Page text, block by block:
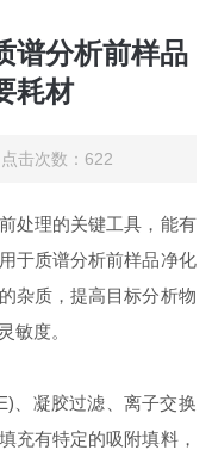
谱分析前样品
耗材
击次数：622
理的关键工具，能有
于质谱分析前样品净化
杂质，提高目标分析物
敏度。
凝胶过滤、离子交换
充有特定的吸附填料，